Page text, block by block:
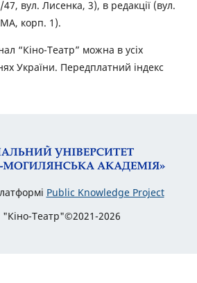
вул. Лисенка, 3), в редакції (вул.
корп. 1).
“Кіно-Театр” можна в усіх
України. Передплатний індекс
Public Knowledge Project
Театр"©2021-2026